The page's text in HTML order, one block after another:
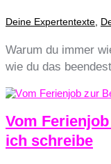
Deine Expertentexte
Warum du immer
wie du das
Vom
ich schreibe